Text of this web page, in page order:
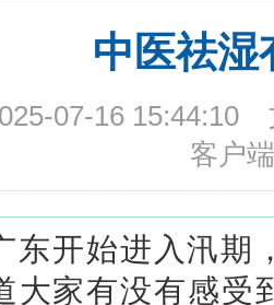
中医祛湿
07-16 15:44:10
客户端
东开始进入汛期
大家有没有感受